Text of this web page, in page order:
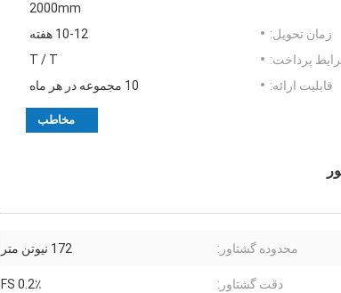
2000mm
زمان تحویل:
10-12 هفته
پرداخت:
T / T
قابلیت ارائه:
10 مجموعه در هر ماه
مخاطب
محدوده گشتاور: 172 نیوتن متر
دقت گشتاور: 0.2٪ FS